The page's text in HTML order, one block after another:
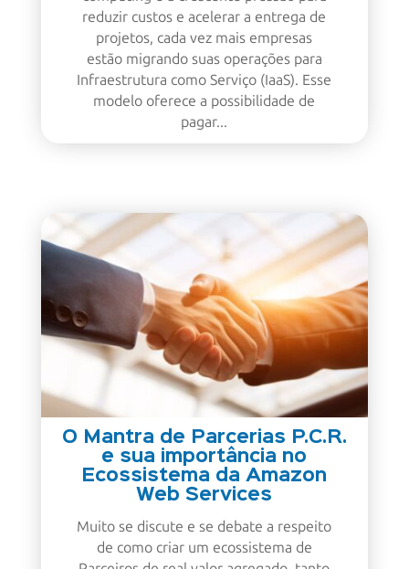
reduzir custos e acelerar a entrega de
projetos, cada vez mais empresas
estão migrando suas operações para
Infraestrutura como Serviço (IaaS). Esse
modelo oferece a possibilidade de
pagar...
O Mantra de Parcerias P.C.R.
e sua importância no
Ecossistema da Amazon
Web Services
Muito se discute e se debate a respeito
de como criar um ecossistema de